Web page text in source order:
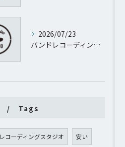
2026/07/23
バンドレコーディングとパーソナルレコーディングを東京都渋谷区代官山町で実現するために知っておきたい機材や予算のすべて
Tags
レコーディングスタジオ 安い